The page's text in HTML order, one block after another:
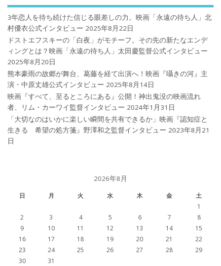
3年恋人を待ち続けた信じる眼差しの力。映画「永遠の待ち人」北
村優衣公式インタビュー 2025年8月22日
ドストエフスキーの「白夜」がモチーフ。その先の新たなエンデ
ィングとは？映画「永遠の待ち人」太田慶監督公式インタビュー
2025年8月20日
熊本豪雨の故郷が舞台、葛藤を経て出演へ！映画『囁きの河』主
演・中原丈雄公式インタビュー 2025年8月14日
映画『すべて、至るところにある』公開！神出鬼没の映画流れ
者、リム・カーワイ監督インタビュー 2024年1月31日
「大切なのはいかに楽しい瞬間を共有できるか」映画『認知症と
生きる 希望の処方箋』野澤和之監督インタビュー 2023年8月21
日
2026年8月
日 月 火 水 木 金
土
1
2
3 4 5 6 7
8
9
10 11 12 13 14
15
16
17 18 19 20 21
22
23
24 25 26 27 28
29
30
31